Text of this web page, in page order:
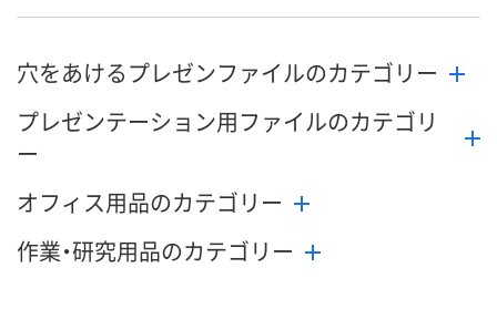
穴をあけるプレゼンファイルのカテゴリー
プレゼンテーション用ファイルのカテゴリ
ー
オフィス用品のカテゴリー
作業・研究用品のカテゴリー